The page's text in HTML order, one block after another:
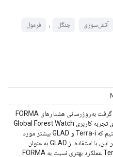
آتش‌سوزی جنگل ، فرمول
یادداشت از WRI: WRI تصمیم گرفت به‌روزرسانی هشدارهای FORMA
را متوقف کند. هدف، ساده‌سازی تجربه کاربری Global Forest Watch
و کاهش افزونگی بود. ما دریافتیم که Terra-i و GLAD بیشتر مورد
استفاده قرار می‌گیرند. علاوه بر این، با استفاده از GLAD به عنوان
استاندارد، مشخص شد که Terra-i عملکرد بهتری نسبت به FORMA